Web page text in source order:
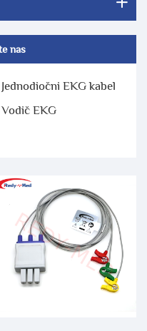
nas
Jednodiočni EKG kabel
Vodič EKG